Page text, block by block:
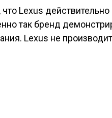
Lexus действительно
так бренд
Lexus не